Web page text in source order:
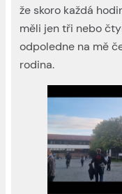
že skoro každá
měli jen tři nebo
odpoledne na mě
rodina.